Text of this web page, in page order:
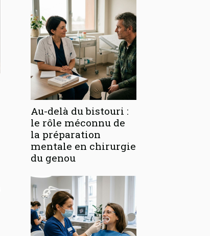
Au-delà du bistouri :
le rôle méconnu de
la préparation
mentale en chirurgie
du genou